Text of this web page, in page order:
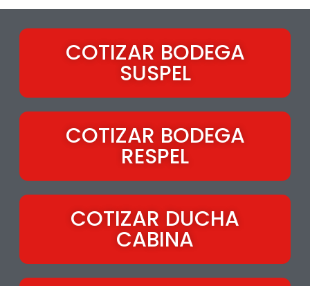
COTIZAR BODEGA
SUSPEL
COTIZAR BODEGA
RESPEL
COTIZAR DUCHA
CABINA